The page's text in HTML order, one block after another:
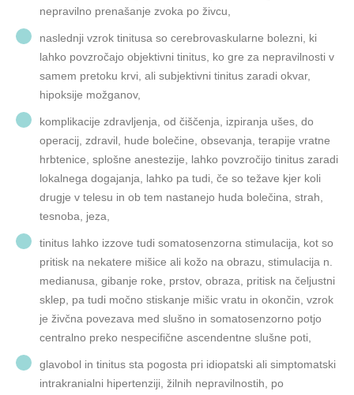
nepravilno prenašanje zvoka po živcu,
naslednji vzrok tinitusa so cerebrovaskularne bolezni, ki
lahko povzročajo objektivni tinitus, ko gre za nepravilnosti v
samem pretoku krvi, ali subjektivni tinitus zaradi okvar,
hipoksije možganov,
komplikacije zdravljenja, od čiščenja, izpiranja ušes, do
operacij, zdravil, hude bolečine, obsevanja, terapije vratne
hrbtenice, splošne anestezije, lahko povzročijo tinitus zaradi
lokalnega dogajanja, lahko pa tudi, če so težave kjer koli
drugje v telesu in ob tem nastanejo huda bolečina, strah,
tesnoba, jeza,
tinitus lahko izzove tudi somatosenzorna stimulacija, kot so
pritisk na nekatere mišice ali kožo na obrazu, stimulacija n.
medianusa, gibanje roke, prstov, obraza, pritisk na čeljustni
sklep, pa tudi močno stiskanje mišic vratu in okončin, vzrok
je živčna povezava med slušno in somatosenzorno potjo
centralno preko nespecifične ascendentne slušne poti,
glavobol in tinitus sta pogosta pri idiopatski ali simptomatski
intrakranialni hipertenziji, žilnih nepravilnostih, po